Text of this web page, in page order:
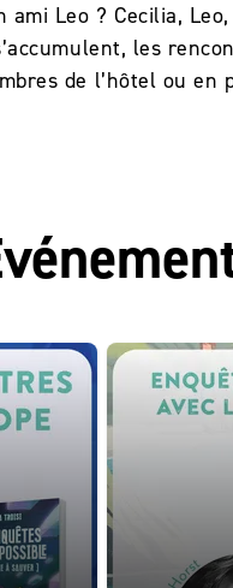
ami Leo ? Cecilia,
les
de l’hôtel ou en